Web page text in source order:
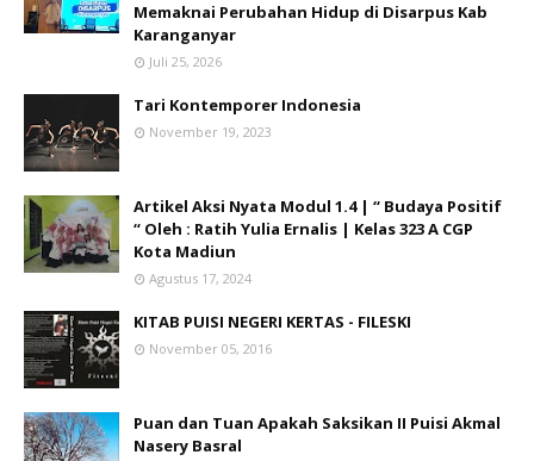
Memaknai Perubahan Hidup di Disarpus Kab
Karanganyar
Juli 25, 2026
Tari Kontemporer Indonesia
November 19, 2023
Artikel Aksi Nyata Modul 1.4 | “ Budaya Positif
“ Oleh : Ratih Yulia Ernalis | Kelas 323 A CGP
Kota Madiun
Agustus 17, 2024
KITAB PUISI NEGERI KERTAS - FILESKI
November 05, 2016
Puan dan Tuan Apakah Saksikan II Puisi Akmal
Nasery Basral